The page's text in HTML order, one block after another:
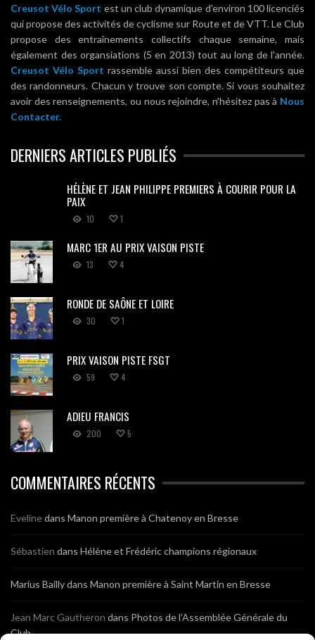
Creusot Vélo Sport est un club dynamique d'environ 100 licenciés
qui propose des activités de cyclisme sur Route et de VTT. Le Club
propose des entraînements collectifs chaque semaine, mais
également des organsiations (5 en 2013) tout au long de l'année.
Creusot Vélo Sport rassemble aussi bien des compétiteurs que
des randonneurs. Chacun y trouve son compte. Si vous souhaitez
avoir des renseignements, ou nous rejoindre, n'hésitez pas à Nous
Contacter.
DERNIERS ARTICLES PUBLIÉS
HÉLÈNE ET JEAN PHILIPPE PREMIERS À COURIR POUR LA
PAIX
10 1
MARC 1ER AU PRIX VAISON PISTE
13 4
RONDE DE SAÔNE ET LOIRE
30 1
PRIX VAISON PISTE FSGT
59 4
ADIEU FRANCIS
200 5
COMMENTAIRES RÉCENTS
Evelinedans Manon première à Chatenoy en Bresse
Sébastien dans Hélène et Frédéric champions régionaux
Marius Baillydans Manon première à Saint Martin en Bresse
Jean Marc Gautheron dans Photos de l’Assemblée Générale du
Club